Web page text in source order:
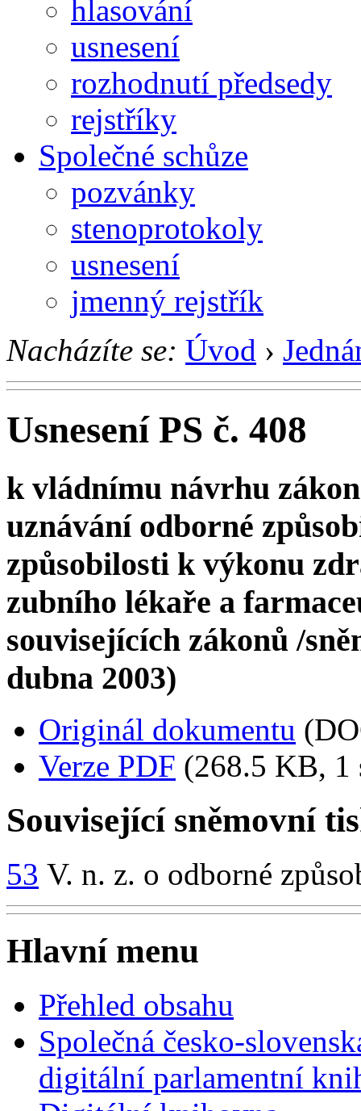
hlasování
usnesení
rozhodnutí předsedy
rejstříky
Společné schůze
pozvánky
stenoprotokoly
usnesení
jmenný rejstřík
Nacházíte se: Úvod ›
Usnesení PS č. 408
k vládnímu návrhu
uznávání odborné
způsobilosti k výkonu
zubního lékaře a
souvisejících zákonů /
dubna 2003)
Originál dokumentu
Verze PDF (268.5 KB, 1
Související sněmovní
53 V. n. z. o odborné
Hlavní menu
Přehled obsahu
Společná česko-
digitální parlamentní